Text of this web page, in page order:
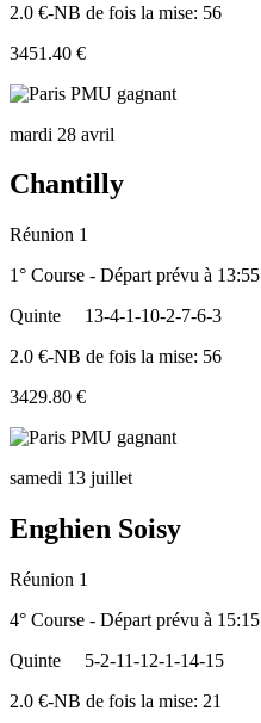
2.0 €-NB de fois la mise: 56
3451.40 €
mardi 28 avril
Chantilly
Réunion 1
1° Course - Départ prévu à 13:55
Quinte
13-4-1-10-2-7-6-3
2.0 €-NB de fois la mise: 56
3429.80 €
samedi 13 juillet
Enghien Soisy
Réunion 1
4° Course - Départ prévu à 15:15
Quinte
5-2-11-12-1-14-15
2.0 €-NB de fois la mise: 21